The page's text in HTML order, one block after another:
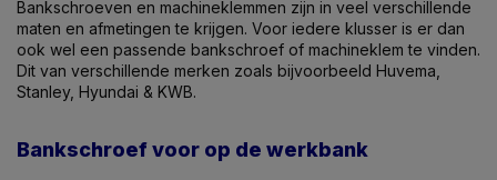
Bankschroeven en machineklemmen zijn in veel verschillende
maten en afmetingen te krijgen. Voor iedere klusser is er dan
ook wel een passende bankschroef of machineklem te vinden.
Dit van verschillende merken zoals bijvoorbeeld Huvema,
Stanley, Hyundai & KWB.
Bankschroef voor op de werkbank